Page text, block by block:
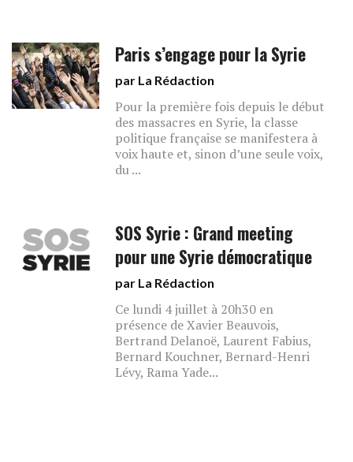
Paris s’engage pour la Syrie
par La Rédaction
Pour la première fois depuis le début
des massacres en Syrie, la classe
politique française se manifestera à
voix haute et, sinon d’une seule voix,
du ...
SOS Syrie : Grand meeting
pour une Syrie démocratique
par La Rédaction
Ce lundi 4 juillet à 20h30 en
présence de Xavier Beauvois,
Bertrand Delanoë, Laurent Fabius,
Bernard Kouchner, Bernard-Henri
Lévy, Rama Yade...